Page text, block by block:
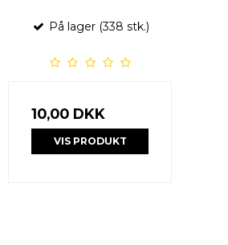
På lager (338 stk.)
10,00 DKK
VIS PRODUKT